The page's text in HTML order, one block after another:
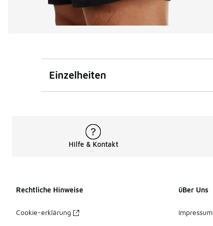
Einzelheiten
Hilfe & Kontakt
Rechtliche Hinweise
Cookie-erklärung
üBer Uns
Impressum